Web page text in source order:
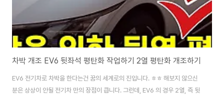
차박 개조 EV6 뒷좌석 평탄화 작업하기 2열 평탄화 개조하기
EV6 전기차로 차박을 한다는건 꿈의 세계로의 진입니다. ㅎㅎ 해보지 않으신
분은 상상이 안될 전기차 만의 장점이 큽니다. 그런데, EV6 의 경우 2열, 즉 뒷